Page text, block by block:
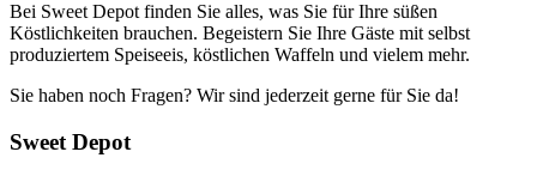
Bei Sweet Depot finden Sie alles, was Sie für Ihre süßen
Köstlichkeiten brauchen. Begeistern Sie Ihre Gäste mit selbst
produziertem Speiseeis, köstlichen Waffeln und vielem mehr.
Sie haben noch Fragen? Wir sind jederzeit gerne für Sie da!
Sweet Depot